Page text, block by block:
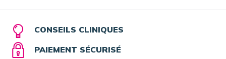
CONSEILS CLINIQUES
PAIEMENT SÉCURISÉ